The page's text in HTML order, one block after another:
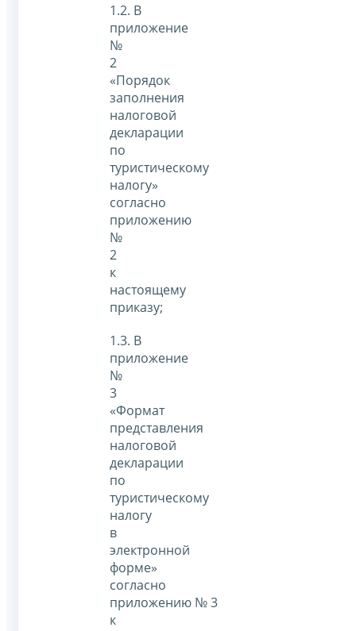
1.2. В
приложение
№
2
«Порядок
заполнения
налоговой
декларации
по
туристическому
налогу»
согласно
приложению
№
2
к
настоящему
приказу;
1.3. В
приложение
№
3
«Формат
представления
налоговой
декларации
по
туристическому
налогу
в
электронной
форме»
согласно
приложению № 3
к